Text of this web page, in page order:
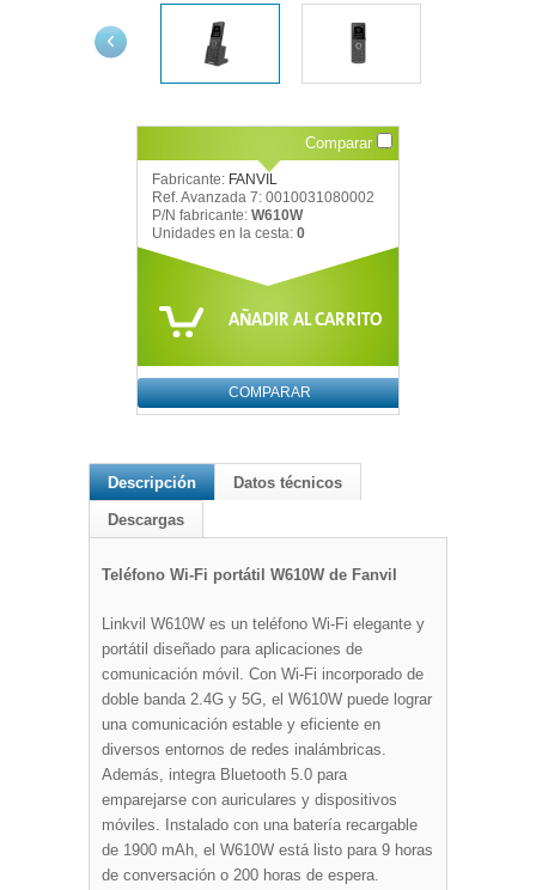
Comparar
Fabricante: FANVIL
Ref. Avanzada 7: 0010031080002
P/N fabricante: W610W
Unidades en la cesta: 0
AÑADIR AL CARRITO
COMPARAR
Descripción Datos técnicos
Descargas
Teléfono Wi-Fi portátil W610W de Fanvil
Linkvil W610W es un teléfono Wi-Fi elegante y
portátil diseñado para aplicaciones de
comunicación móvil. Con Wi-Fi incorporado de
doble banda 2.4G y 5G, el W610W puede lograr
una comunicación estable y eficiente en
diversos entornos de redes inalámbricas.
Además, integra Bluetooth 5.0 para
emparejarse con auriculares y dispositivos
móviles. Instalado con una batería recargable
de 1900 mAh, el W610W está listo para 9 horas
de conversación o 200 horas de espera.